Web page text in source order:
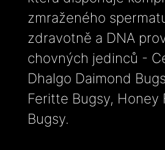
zmraženého
zdravotně a DNA
chovných jedinců -
Dhalgo Daimond
Feritte Bugsy, Honey
Bugsy.